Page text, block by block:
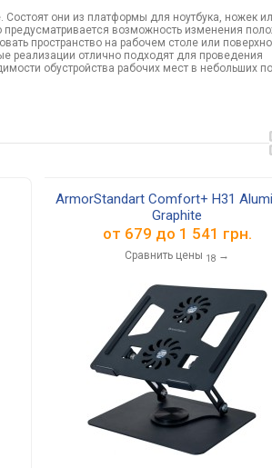
они из платформы для ноутбука, ножек
возможность изменения
пространство на рабочем столе или
реализации отлично подходят для проведения
обустройства рабочих мест в небольших
ArmorStandart Comfort+ H31
Graphite
от 679 до 1 541 грн.
Сравнить цены 18 →